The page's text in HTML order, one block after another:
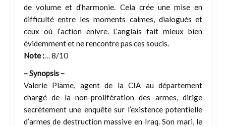
de volume et d’harmonie. Cela crée une mise en
difficulté entre les moments calmes, dialogués et
ceux où l’action enivre. L’anglais fait mieux bien
évidemment et ne rencontre pas ces soucis.
Note :… 8/10
– Synopsis –
Valerie Plame, agent de la CIA au département
chargé de la non-prolifération des armes, dirige
secrètement une enquête sur l’existence potentielle
d’armes de destruction massive en Iraq. Son mari, le